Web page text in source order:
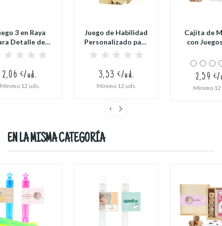
3 en Raya
Detalle de
Bautizo
2,06 €/ud.
Mínimo 12 uds.
Juego de Habilidad
Personalizado para
Detalle...
3,53 €/ud.
Mínimo 12 uds.
Cajita de
con
2,59 €/
Mínimo 12
EN LA MISMA CATEGORÍA